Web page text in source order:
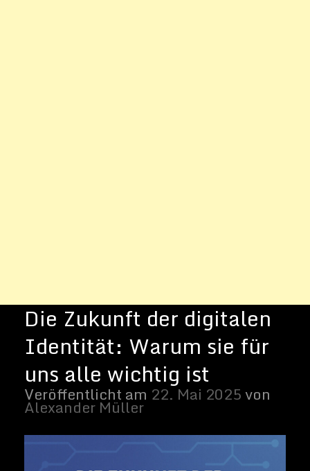
Die digitale Identität hat sich in den
vergangenen Jahren zu einer Art virtuellem
Fingerabdruck entwickelt. Neben
biometrischen Merkmalen umfasst sie
Login-Daten, Authentifizierungsverfahren
zunehmend im Netz zirkulieren. Dabei ist